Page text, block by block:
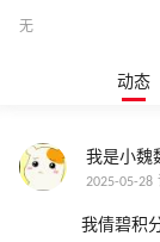
无
动态
我是小魏
2025-05-28
我倩碧积